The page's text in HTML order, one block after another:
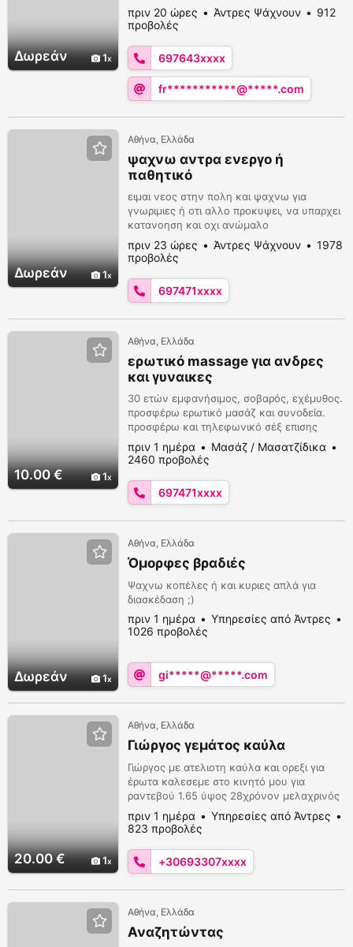
Δωρεάν 1
πριν 20 ώρες Άντρες Ψάχνουν
912
προβολές
697643xxxx
fr***********@*****.com
Δωρεάν 1
Αθήνα, Ελλάδα
ψαχνω αντρα ενεργο ή
παθητικό
ειμαι νεος στην πολη και ψαχνω για
γνωριμιες ή οτι αλλο προκυψει, να υπαρχει
κατανοηση και οχι ανώμαλο
τηλεφωνηματα, ειμαι κυριος οποτε θελω να
ειστε και εσεις κυριος επισης προσφερω και
μασαζ δειτε το προφιλ μου
πριν 23 ώρες Άντρες Ψάχνουν
1978
προβολές
697471xxxx
10.00 € 1
Αθήνα, Ελλάδα
ερωτικό massage για ανδρες
και γυναικες
30 ετών εμφανήσιμος, σοβαρός, εχέμυθος.
προσφέρω ερωτικό μασάζ και συνοδεία.
προσφέρω και τηλεφωνικό σέξ επισης
προσφερω και αλλες υπηρεσιες αρκει να
κανετε σοβαρες προτασεις
πριν 1 ημέρα
Μασάζ / Μασατζίδικα
2460 προβολές
697471xxxx
Δωρεάν 1
Αθήνα, Ελλάδα
Όμορφες βραδιές
Ψαχνω κοπέλες ή και κυριες απλά για
διασκέδαση ;)
πριν 1 ημέρα
Υπηρεσίες από Άντρες
1026 προβολές
gi*****@*****.com
20.00 € 1
Αθήνα, Ελλάδα
Γιώργος γεμάτος καύλα
Γιώργος με ατελιοτη καύλα και ορεξι για
έρωτα καλεσεμε στο κινητό μου για
ραντεβού 1.65 ύψος 28χρόνον μελαχρινός
με καστανά μάτια
πριν 1 ημέρα
Υπηρεσίες από Άντρες
823 προβολές
+30693307xxxx
Αθήνα, Ελλάδα
Αναζητώντας